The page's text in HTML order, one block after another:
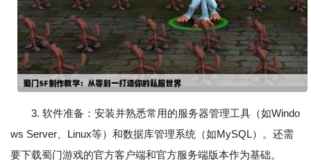
3. 软件准备：安装并熟悉常用的服务器管理工具（如Windo
ws Server、Linux等）和数据库管理系统（如MySQL）。还需
要下载蜀门游戏的官方客户端和官方服务端版本作为基础。